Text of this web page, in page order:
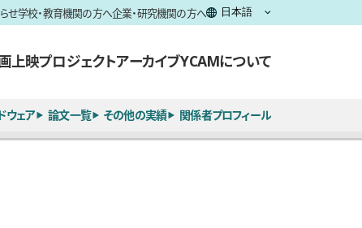
せ学校・教育機関の方へ企業・研究機関の方へ
上映プロジェクトアーカイブYCAMについて
ウェア 論文一覧 その他の実績 関係者プロフィール